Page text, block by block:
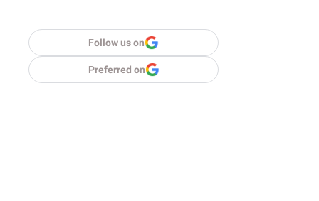
Follow us on
Preferred on